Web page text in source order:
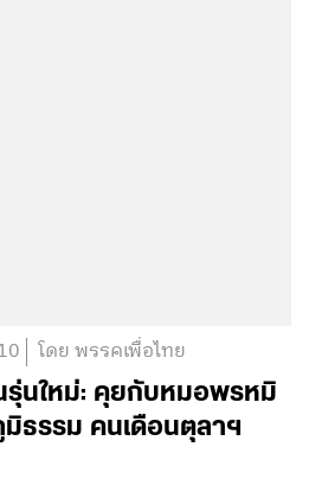
โดย พรรคเพื่อไทย
นใหม่: คุยกับหมอพรหมิ
ธรรม คนเดือนตุลาฯ